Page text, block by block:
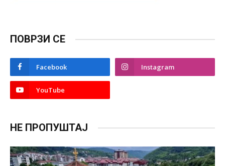
ПОВРЗИ СЕ
Facebook Instagram
YouTube
НЕ ПРОПУШТАЈ